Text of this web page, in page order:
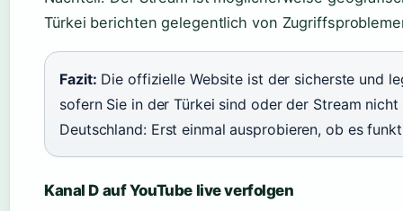
Türkei berichten gelegentlich von
Fazit: Die offizielle Website ist der sicherste und
sofern Sie in der Türkei sind oder der Stream
Deutschland: Erst einmal ausprobieren, ob es
Kanal D auf YouTube live verfolgen